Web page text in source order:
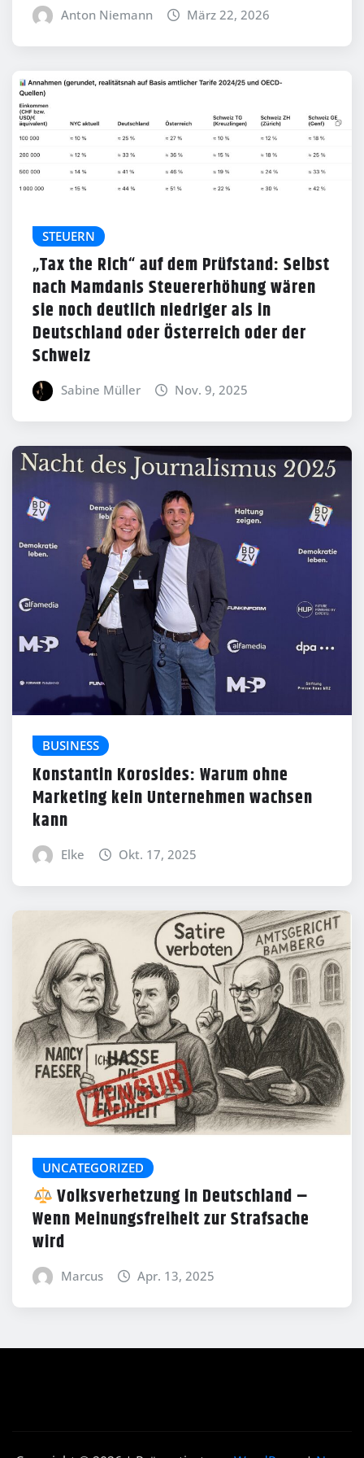
Anton Niemann März 22, 2026
STEUERN
„Tax the Rich“ auf dem Prüfstand: Selbst
nach Mamdanis Steuererhöhung wären
sie noch deutlich niedriger als in
Deutschland oder Österreich oder der
Schweiz
Sabine Müller Nov. 9, 2025
BUSINESS
Konstantin Korosides: Warum ohne
Marketing kein Unternehmen wachsen
kann
Elke Okt. 17, 2025
UNCATEGORIZED
Volksverhetzung in Deutschland –
Wenn Meinungsfreiheit zur Strafsache
wird
Marcus Apr. 13, 2025